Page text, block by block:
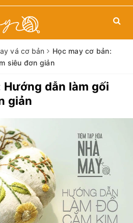
vá cơ bản
Học may cơ bản:
siêu đơn giản
Hướng dẫn làm gối
giản